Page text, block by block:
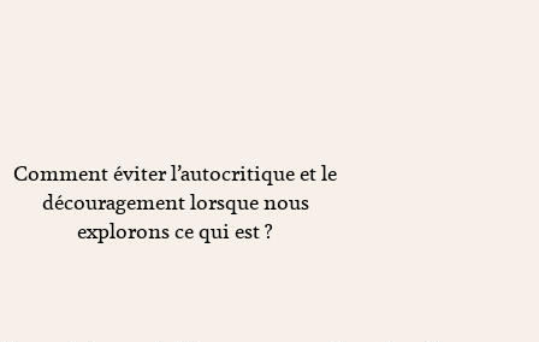
Comment éviter l’autocritique et le
découragement lorsque nous
explorons ce qui est ?